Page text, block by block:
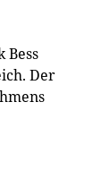
Bess
Der